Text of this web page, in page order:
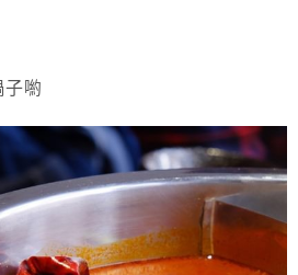
喲